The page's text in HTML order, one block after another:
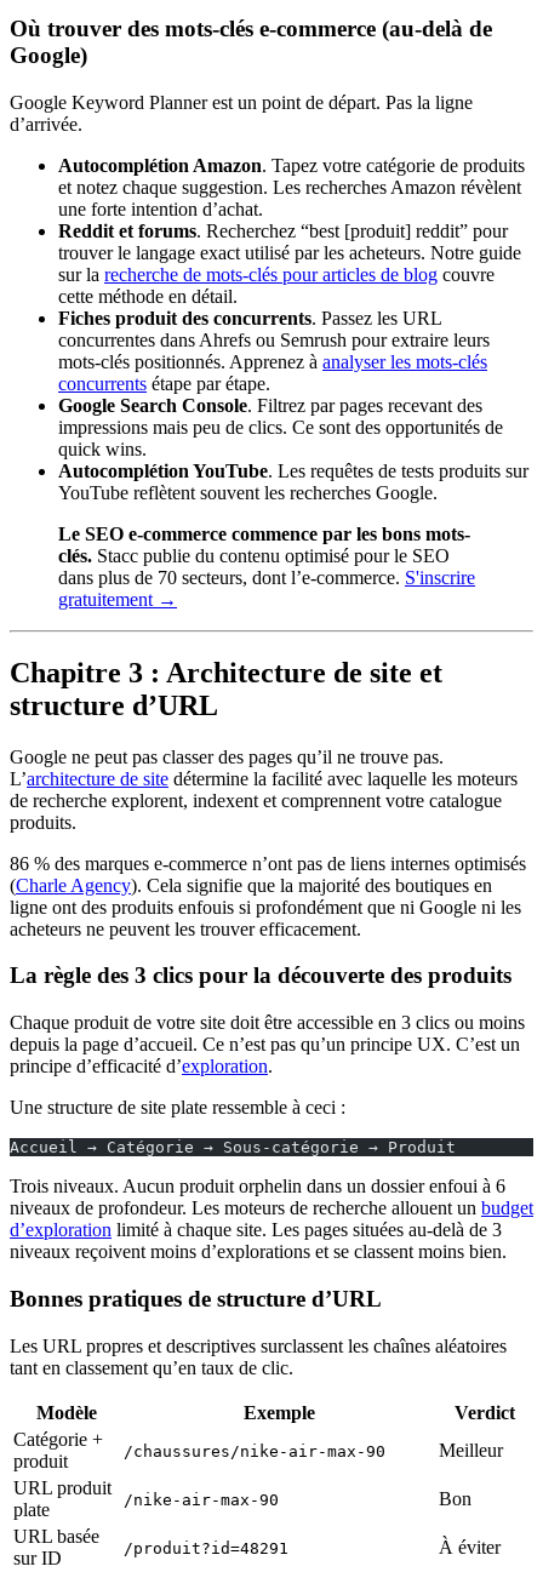
Où trouver des mots-clés e-commerce (au-delà de
Google)
Google Keyword Planner est un point de départ. Pas la ligne
d’arrivée.
Autocomplétion Amazon. Tapez votre catégorie de produits
et notez chaque suggestion. Les recherches Amazon révèlent
une forte intention d’achat.
Reddit et forums. Recherchez “best [produit] reddit” pour
trouver le langage exact utilisé par les acheteurs. Notre guide
sur la recherche de mots-clés pour articles de blog couvre
cette méthode en détail.
Fiches produit des concurrents. Passez les URL
concurrentes dans Ahrefs ou Semrush pour extraire leurs
mots-clés positionnés. Apprenez à analyser les mots-clés
concurrents étape par étape.
Google Search Console. Filtrez par pages recevant des
impressions mais peu de clics. Ce sont des opportunités de
quick wins.
Autocomplétion YouTube. Les requêtes de tests produits sur
YouTube reflètent souvent les recherches Google.
Le SEO e-commerce commence par les bons mots-
clés. Stacc publie du contenu optimisé pour le SEO
dans plus de 70 secteurs, dont l’e-commerce. S'inscrire
gratuitement →
Chapitre 3 : Architecture de site et
structure d’URL
Google ne peut pas classer des pages qu’il ne trouve pas.
L’architecture de site détermine la facilité avec laquelle les moteurs
de recherche explorent, indexent et comprennent votre catalogue
produits.
86 % des marques e-commerce n’ont pas de liens internes optimisés
(Charle Agency). Cela signifie que la majorité des boutiques en
ligne ont des produits enfouis si profondément que ni Google ni les
acheteurs ne peuvent les trouver efficacement.
La règle des 3 clics pour la découverte des produits
Chaque produit de votre site doit être accessible en 3 clics ou moins
depuis la page d’accueil. Ce n’est pas qu’un principe UX. C’est un
principe d’efficacité d’exploration.
Une structure de site plate ressemble à ceci :
Accueil → Catégorie → Sous-catégorie → Produit
Trois niveaux. Aucun produit orphelin dans un dossier enfoui à 6
niveaux de profondeur. Les moteurs de recherche allouent un budget
d’exploration limité à chaque site. Les pages situées au-delà de 3
niveaux reçoivent moins d’explorations et se classent moins bien.
Bonnes pratiques de structure d’URL
Les URL propres et descriptives surclassent les chaînes aléatoires
tant en classement qu’en taux de clic.
Modèle Exemple
Verdict
Catégorie +
produit
/chaussures/nike-air-max-90
Meilleur
URL produit
plate
/nike-air-max-90
Bon
URL basée
sur ID
/produit?id=48291
À éviter